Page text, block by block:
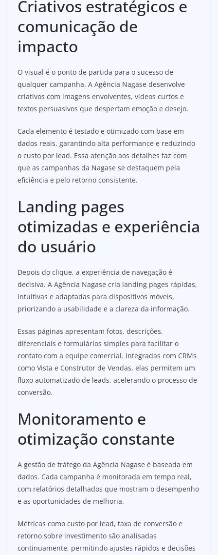
Criativos estratégicos e
comunicação de
impacto
O visual é o ponto de partida para o sucesso de
qualquer campanha. A Agência Nagase desenvolve
criativos com imagens envolventes, vídeos curtos e
textos persuasivos que despertam emoção e desejo.
Cada elemento é testado e otimizado com base em
dados reais, garantindo alta performance e reduzindo
o custo por lead. Essa atenção aos detalhes faz com
que as campanhas da Nagase se destaquem pela
eficiência e pelo retorno consistente.
Landing pages
otimizadas e experiência
do usuário
Depois do clique, a experiência de navegação é
decisiva. A Agência Nagase cria landing pages rápidas,
intuitivas e adaptadas para dispositivos móveis,
priorizando a usabilidade e a clareza da informação.
Essas páginas apresentam fotos, descrições,
diferenciais e formulários simples para facilitar o
contato com a equipe comercial. Integradas com CRMs
como Vista e Construtor de Vendas, elas permitem um
fluxo automatizado de leads, acelerando o processo de
conversão.
Monitoramento e
otimização constante
A gestão de tráfego da Agência Nagase é baseada em
dados. Cada campanha é monitorada em tempo real,
com relatórios detalhados que mostram o desempenho
e as oportunidades de melhoria.
Métricas como custo por lead, taxa de conversão e
retorno sobre investimento são analisadas
continuamente, permitindo ajustes rápidos e decisões